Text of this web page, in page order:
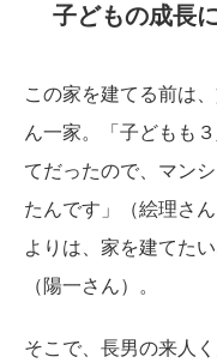
子どもの成長
この家を建てる前は
ん一家。「子どもも
てだったので、マン
たんです」（絵理さ
よりは、家を建てた
（陽一さん）。
そこで、長男の来人